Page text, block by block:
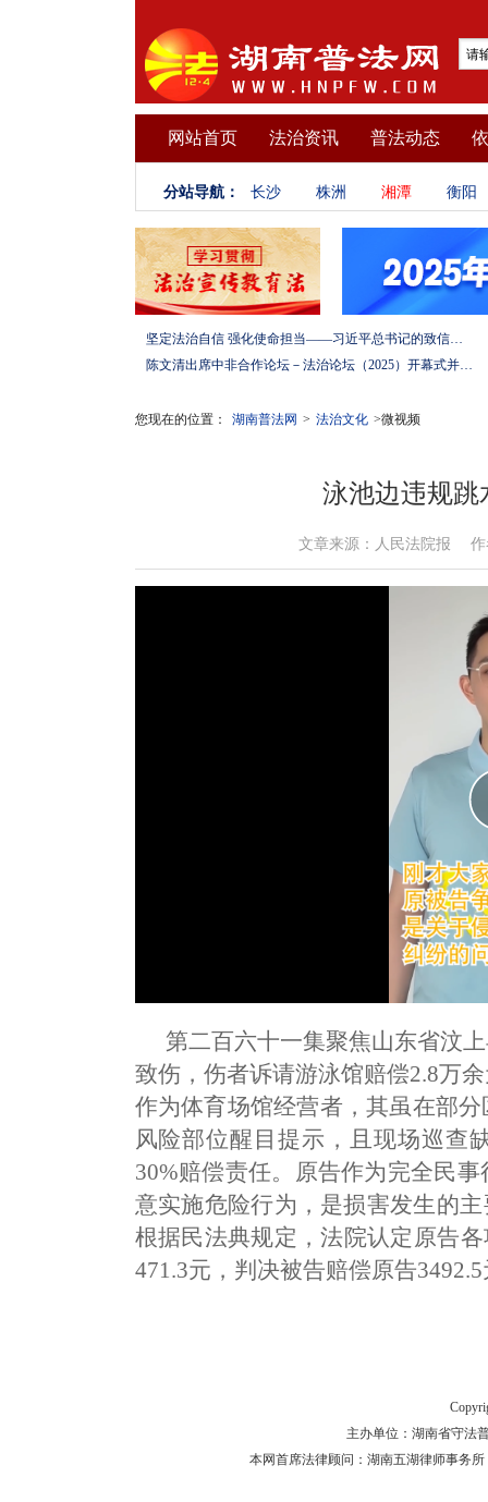
网站首页 法治资讯 普法动态
分站导航： 长沙 株洲 湘潭 衡阳
坚定法治自信 强化使命担当——习近平总书记的致信激励法学法律工作者投身全面依法治国伟大实践
陈文清出席中非合作论坛－法治论坛（2025）开幕式并在湖南调研
您现在的位置： 湖南普法网 > 法治文化 >微视频
泳池边违规跳
文章来源：人民法院报
第二百六十一集聚焦山东省汶
致伤，伤者诉请游泳馆赔偿2.8万
作为体育场馆经营者，其虽在部
风险部位醒目提示，且现场巡查
30%赔偿责任。原告作为完全民
意实施危险行为，是损害发生的
根据民法典规定，法院认定原告
471.3元，判决被告赔偿原告
主办单位：湖南省守法
本网首席法律顾问：湖南五湖律师事务所